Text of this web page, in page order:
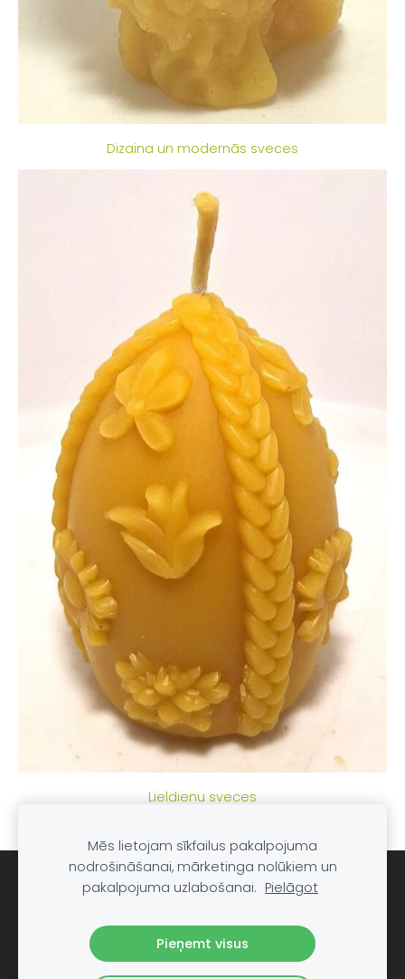
Dizaina un modernās sveces
Lieldienu sveces
Sīkdatnes
Dravnieks Ainars Millers, e-pasts:
dravnieks@gmail.com, tālrunis 28630031
Mēs lietojam sīkfailus pakalpojuma
nodrošināšanai, mārketinga nolūkiem un
pakalpojuma uzlabošanai. Pielāgot
Pieņemt visus